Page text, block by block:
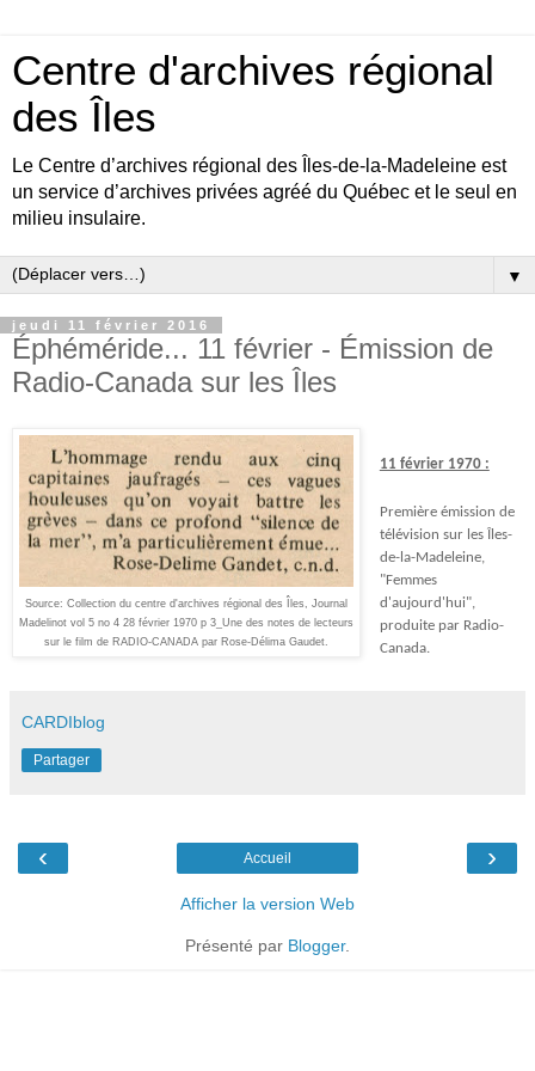
Centre d'archives régional
des Îles
Le Centre d’archives régional des Îles-de-la-Madeleine est
un service d’archives privées agréé du Québec et le seul en
milieu insulaire.
▼
jeudi 11 février 2016
Éphéméride... 11 février - Émission de
Radio-Canada sur les Îles
Source: Collection du centre d'archives régional des Îles, Journal
Madelinot vol 5 no 4 28 février 1970 p 3_Une des notes de lecteurs
sur le film de RADIO-CANADA par Rose-Délima Gaudet.
11 février 1970 :
Première émission de
télévision sur les Îles-
de-la-Madeleine,
"Femmes
d'aujourd'hui",
produite par Radio-
Canada.
CARDIblog
Partager
‹ ›
Accueil
Afficher la version Web
Présenté par Blogger.